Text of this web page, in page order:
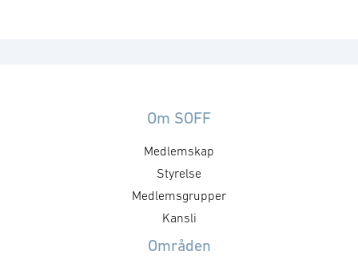
Om SOFF
Medlemskap
Styrelse
Medlemsgrupper
Kansli
Områden